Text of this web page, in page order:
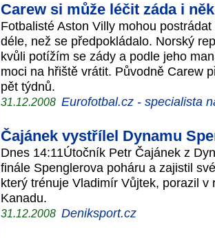
Carew si může léčit záda i
Fotbalisté Aston Villy mohou
déle, než se předpokládalo. Norský
kvůli potížím se zády a podle jeho
moci na hřiště vrátit. Původně Carew
pět týdnů.
31.12.2008 Eurofotbal.cz - specialista
Čajánek vystřílel Dynamu
Dnes 14:11Útočník Petr Čajánek z
finále Spenglerova poháru a zajistil
který trénuje Vladimír Vůjtek, porazil
Kanadu.
31.12.2008 Deniksport.cz